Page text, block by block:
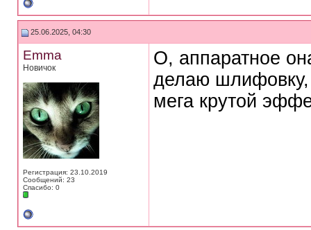
25.06.2025, 04:30
Emma
Новичок
Регистрация: 23.10.2019
Сообщений: 23
Спасибо: 0
О, аппаратное
делаю шлифовку,
мега крутой